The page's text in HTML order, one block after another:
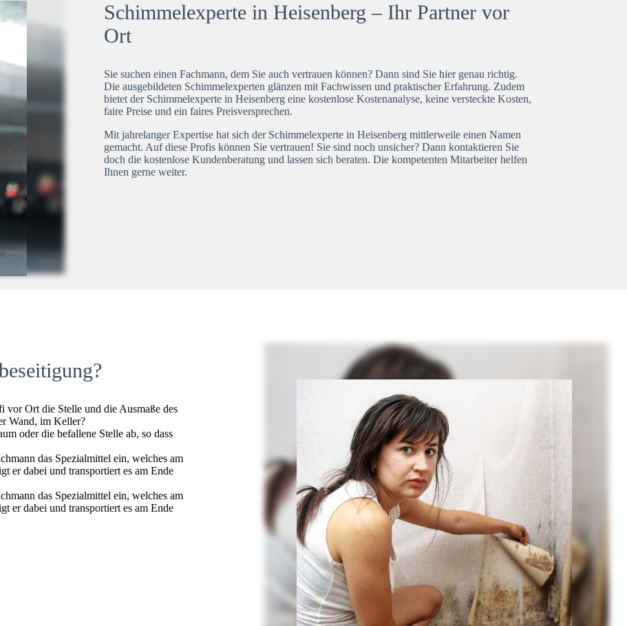
Schimmelexperte in Heisenberg – Ihr Partner vor
Ort
Sie suchen einen Fachmann, dem Sie auch vertrauen können? Dann sind Sie hier genau richtig.
Die ausgebildeten Schimmelexperten glänzen mit Fachwissen und praktischer Erfahrung. Zudem
bietet der Schimmelexperte in Heisenberg eine kostenlose Kostenanalyse, keine versteckte Kosten,
faire Preise und ein faires Preisversprechen.
Mit jahrelanger Expertise hat sich der Schimmelexperte in Heisenberg mittlerweile einen Namen
gemacht. Auf diese Profis können Sie vertrauen! Sie sind noch unsicher? Dann kontaktieren Sie
doch die kostenlose Kundenberatung und lassen sich beraten. Die kompetenten Mitarbeiter helfen
Ihnen gerne weiter.
vor Ort die Stelle und die Ausmaße des
Wand, im Keller?
oder die befallene Stelle ab, so dass
das Spezialmittel ein, welches am
er dabei und transportiert es am Ende
das Spezialmittel ein, welches am
er dabei und transportiert es am Ende